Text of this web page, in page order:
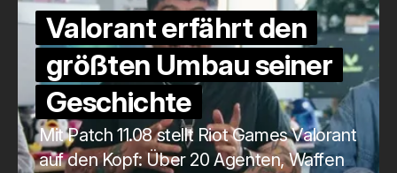
Valorant erfährt den
größten Umbau seiner
Geschichte
Mit Patch 11.08 stellt Riot Games Valorant
auf den Kopf: Über 20 Agenten, Waffen